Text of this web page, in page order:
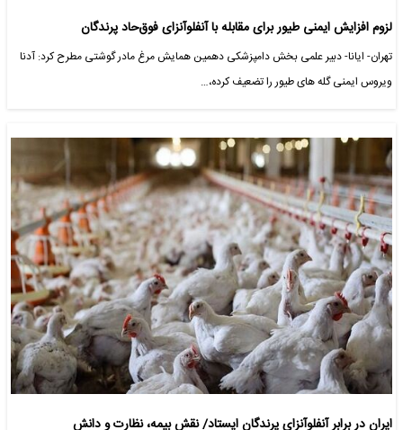
لزوم‌ افزایش ایمنی طیور برای مقابله با آنفلوآنزای فوق‌حاد پرندگان
تهران- ایانا- دبیر علمی بخش دامپزشکی دهمین همایش مرغ مادر گوشتی مطرح کرد: آدنا
ویروس ایمنی گله های طیور را تضعیف کرده،…
ایران در برابر آنفلوآنزای پرندگان ایستاد/ نقش بیمه، نظارت و دانش